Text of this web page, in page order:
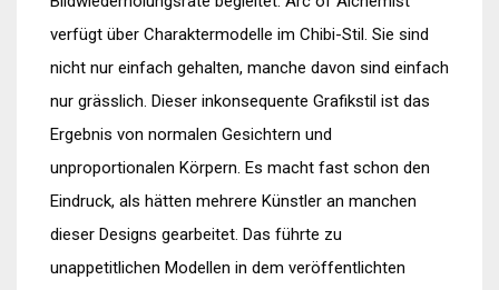
verfügt über Charaktermodelle im Chibi-Stil. Sie sind
nicht nur einfach gehalten, manche davon sind einfach
nur grässlich. Dieser inkonsequente Grafikstil ist das
Ergebnis von normalen Gesichtern und
unproportionalen Körpern. Es macht fast schon den
Eindruck, als hätten mehrere Künstler an manchen
dieser Designs gearbeitet. Das führte zu
unappetitlichen Modellen in dem veröffentlichten